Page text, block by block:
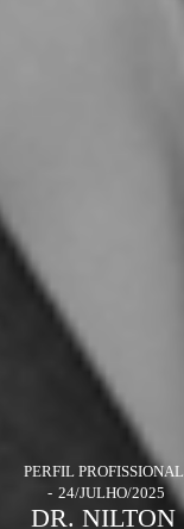
PERFIL PROFISSIONAL
24/JULHO/2025
DR. NILTON